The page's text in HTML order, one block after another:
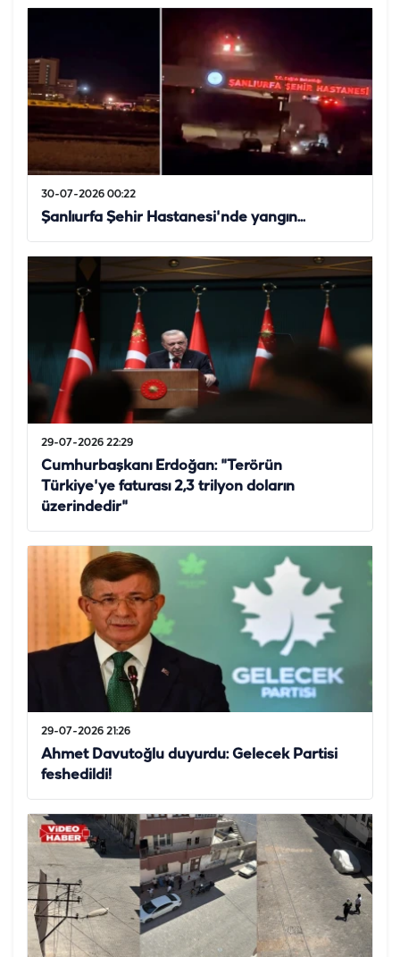
30-07-2026 00:22
Şanlıurfa Şehir Hastanesi'nde yangın...
29-07-2026 22:29
Cumhurbaşkanı Erdoğan: "Terörün
Türkiye'ye faturası 2,3 trilyon doların
üzerindedir"
29-07-2026 21:26
Ahmet Davutoğlu duyurdu: Gelecek Partisi
feshedildi!